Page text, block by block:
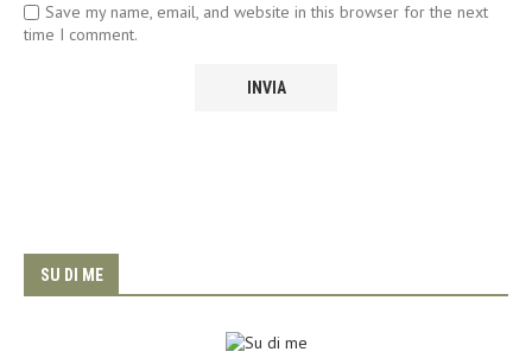
Save my name, email, and website in this browser for the next
time I comment.
SU DI ME